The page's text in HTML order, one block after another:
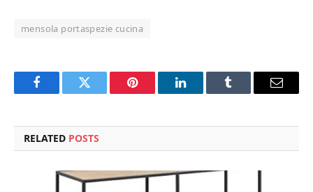
mensola portaspezie cucina
FacebookTwitter Pinterest LinkedInTumblr Email
RELATED POSTS